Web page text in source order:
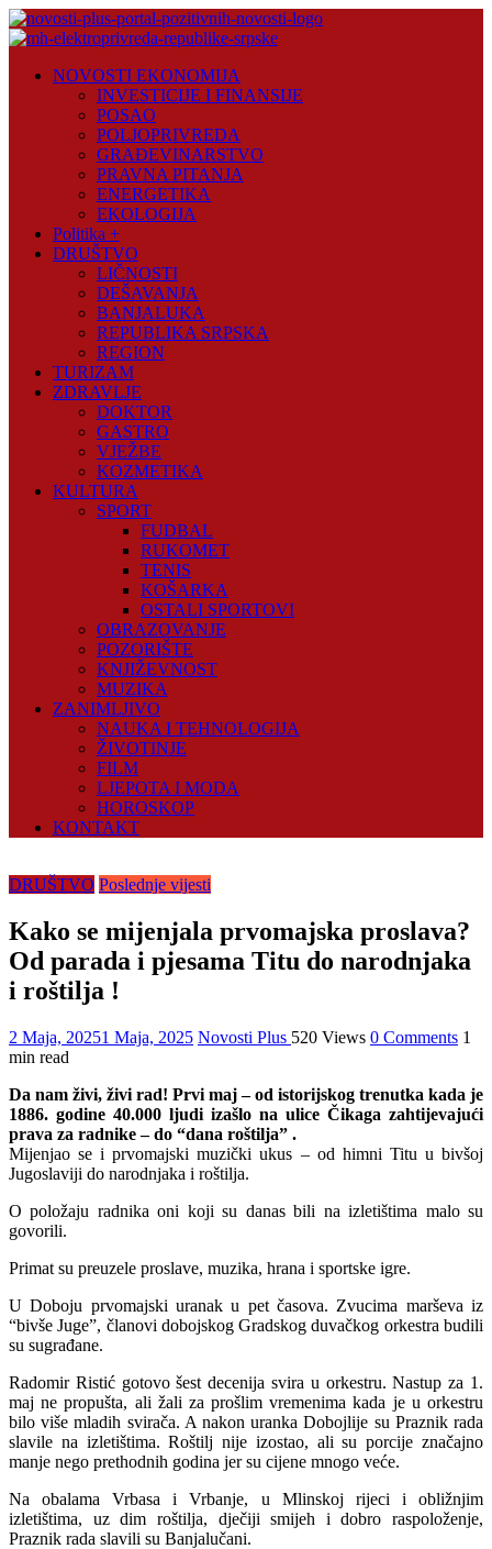
Skip
to
Plus
NOVOSTI EKONOMIJA
INVESTICIJE I FINANSIJE
POSAO
POLJOPRIVREDA
GRAĐEVINARSTVO
PRAVNA PITANJA
ENERGETIKA
EKOLOGIJA
Politika +
DRUŠTVO
LIČNOSTI
DEŠAVANJA
BANJALUKA
REPUBLIKA SRPSKA
REGION
TURIZAM
ZDRAVLJE
DOKTOR
GASTRO
VJEŽBE
KOZMETIKA
KULTURA
SPORT
FUDBAL
RUKOMET
TENIS
KOŠARKA
OSTALI SPORTOVI
OBRAZOVANJE
POZORIŠTE
KNJIŽEVNOST
MUZIKA
ZANIMLJIVO
NAUKA I TEHNOLOGIJA
ŽIVOTINJE
FILM
LJEPOTA I MODA
HOROSKOP
KONTAKT
DRUŠTVO Poslednje vijesti
Kako se mijenjala prvomajska proslava?
Od parada i pjesama Titu do narodnjaka
i roštilja !
2 Maja, 20251 Maja, 2025 Novosti Plus 520 Views 0 Comments 1
min read
Da nam živi, živi rad! Prvi maj – od istorijskog trenutka kada je
1886. godine 40.000 ljudi izašlo na ulice Čikaga zahtijevajući
prava za radnike – do “dana roštilja” .
Mijenjao se i prvomajski muzički ukus – od himni Titu u bivšoj
Јugoslaviji do narodnjaka i roštilja.
O položaju radnika oni koji su danas bili na izletištima malo su
govorili.
Primat su preuzele proslave, muzika, hrana i sportske igre.
U Doboju prvomajski uranak u pet časova. Zvucima marševa iz
“bivše Јuge”, članovi dobojskog Gradskog duvačkog orkestra budili
su sugrađane.
Radomir Ristić gotovo šest decenija svira u orkestru. Nastup za 1.
maj ne propušta, ali žali za prošlim vremenima kada je u orkestru
bilo više mladih svirača. A nakon uranka Dobojlije su Praznik rada
slavile na izletištima. Roštilj nije izostao, ali su porcije značajno
manje nego prethodnih godina jer su cijene mnogo veće.
Na obalama Vrbasa i Vrbanje, u Mlinskoj rijeci i obližnjim
izletištima, uz dim roštilja, dječiji smijeh i dobro raspoloženje,
Praznik rada slavili su Banjalučani.